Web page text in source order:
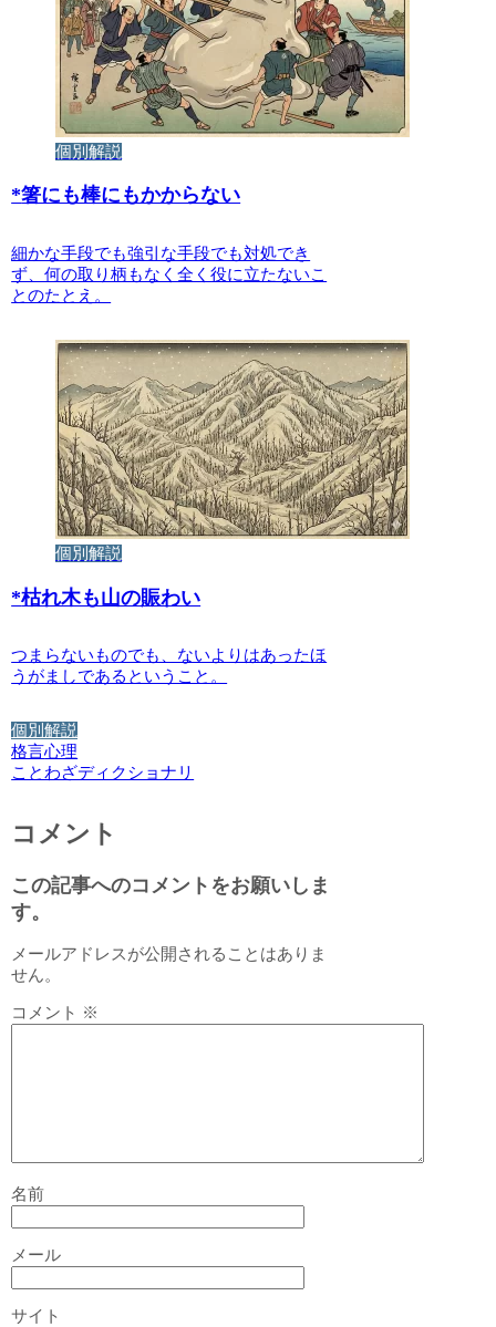
個別解説
*箸にも棒にもかからない
細かな手段でも強引な手段でも対処でき
ず、何の取り柄もなく全く役に立たないこ
とのたとえ。
個別解説
*枯れ木も山の賑わい
つまらないものでも、ないよりはあったほ
うがましであるということ。
個別解説
格言心理
ことわざディクショナリ
コメント
この記事へのコメントをお願いしま
す。
メールアドレスが公開されることはありま
せん。
コメント ※
名前
メール
サイト